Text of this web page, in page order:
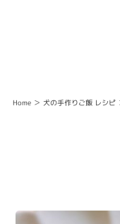
Home> 犬の手作りご飯 レシピ